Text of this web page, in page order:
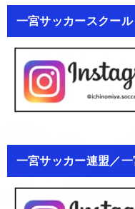
一宮サッカースクール
一宮サッカー連盟／一